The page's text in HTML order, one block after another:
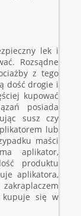
lek i
Rozsądne
z tego
dość drogie i
kupować
posiada
susz czy
lub
maści
aplikator,
produktu
aplikatora,
zakraplaczem
kupuje się w